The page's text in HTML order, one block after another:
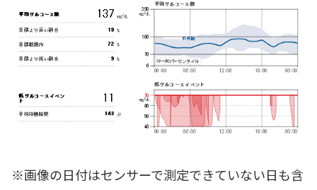
※画像の日付はセンサーで測定できていない日も含